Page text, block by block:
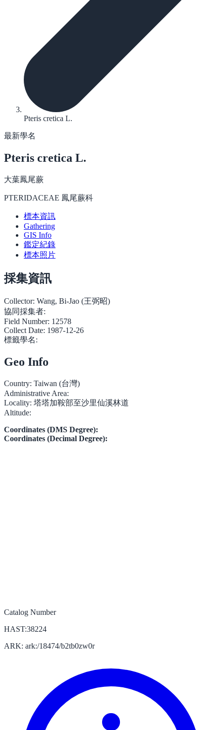
Pteris cretica L.
最新學名
Pteris cretica L.
大葉鳳尾蕨
PTERIDACEAE 鳳尾蕨科
標本資訊
Gathering
GIS Info
鑑定紀錄
標本照片
採集資訊
Collector: Wang, Bi-Jao (王弼昭)
協同採集者:
Field Number: 12578
Collect Date: 1987-12-26
標籤學名:
Geo Info
Country: Taiwan (台灣)
Administrative Area:
Locality: 塔塔加鞍部至沙里仙溪林道
Altitude:
Coordinates (DMS Degree):
Coordinates (Decimal Degree):
Catalog Number
HAST:38224
ARK: ark:/18474/b2tb0zw0r